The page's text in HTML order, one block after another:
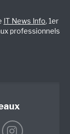
IT News Info, 1er
professionnels